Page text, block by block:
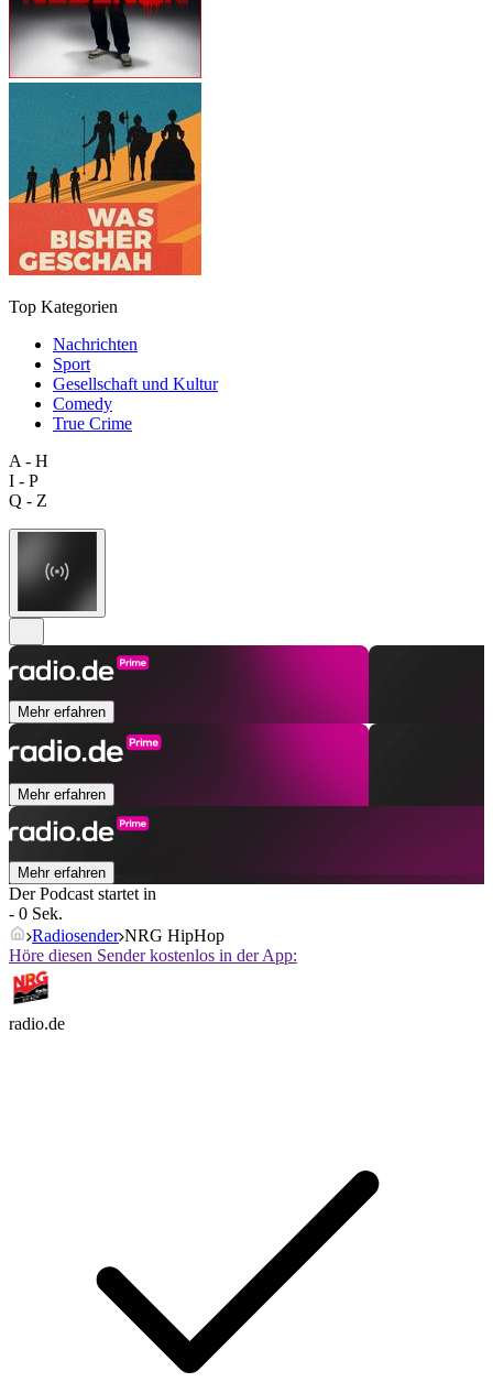
Top Kategorien
Nachrichten
Sport
Gesellschaft und Kultur
Comedy
True Crime
A - H
I - P
Q - Z
Mehr erfahren
Mehr erfahren
Mehr erfahren
Der Podcast startet in
- 0 Sek.
Radiosender NRG HipHop
Höre diesen Sender kostenlos in der App:
radio.de